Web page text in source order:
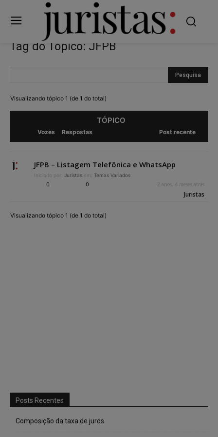
Tag do Tópico: JFPB
Visualizando tópico 1 (de 1 do total)
TÓPICO
Vozes Respostas Post recente
JFPB – Listagem Telefônica e WhatsApp
Iniciado por: Juristas em: Temas Variados
0 0 2 anos, 4 meses atrás
Juristas
Visualizando tópico 1 (de 1 do total)
Posts Recentes
Composição da taxa de juros